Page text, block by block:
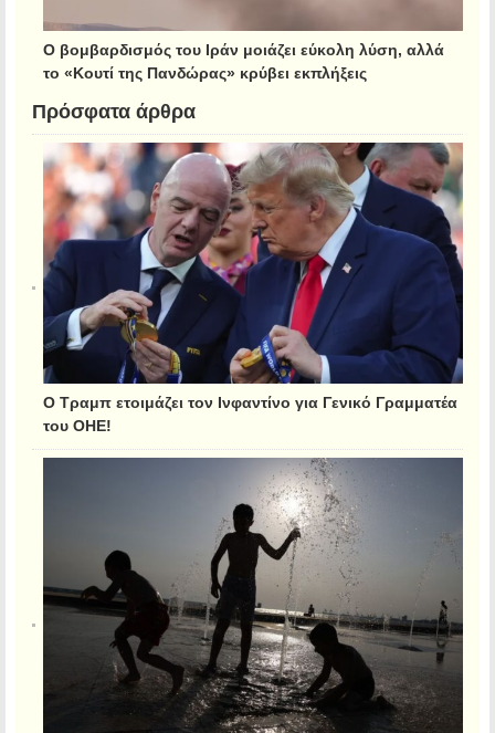
Ο βομβαρδισμός του Ιράν μοιάζει εύκολη λύση, αλλά
το «Κουτί της Πανδώρας» κρύβει εκπλήξεις
Πρόσφατα άρθρα
Ο Τραμπ ετοιμάζει τον Ινφαντίνο για Γενικό Γραμματέα
του ΟΗΕ!